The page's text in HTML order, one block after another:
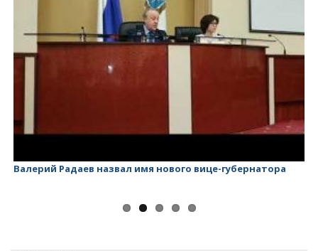
Валерий Радаев назвал имя нового вице-губернатора